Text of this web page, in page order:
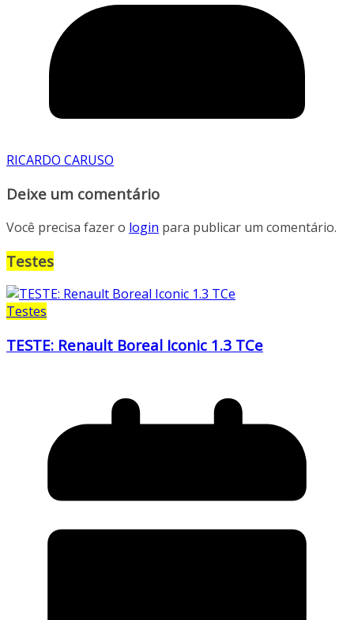
RICARDO CARUSO
Deixe um comentário
Você precisa fazer o login para publicar um comentário.
Testes
Testes
TESTE: Renault Boreal Iconic 1.3 TCe